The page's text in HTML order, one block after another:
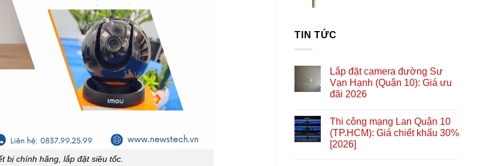
bị chính hãng, lắp đặt siêu tốc.
TIN TỨC
Lắp đặt camera đường Sư
Vạn Hạnh (Quận 10): Giá ưu
đãi 2026
Thi công mạng Lan Quận 10
(TP.HCM): Giá chiết khấu 30%
[2026]